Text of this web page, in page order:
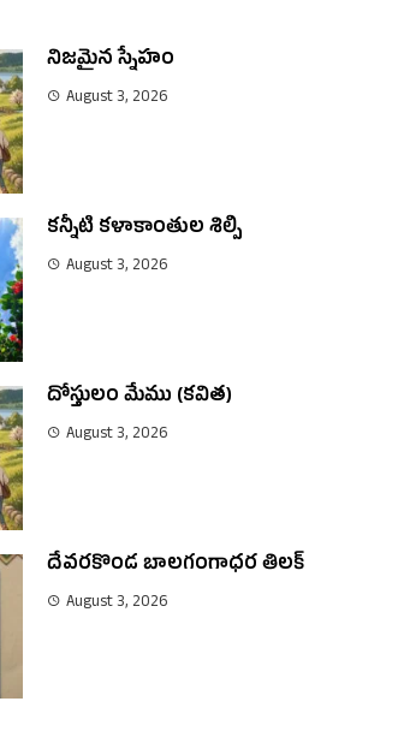
నిజమైన స్నేహం
August 3, 2026
కన్నీటి కళాకాంతుల శిల్పి
August 3, 2026
దోస్తులం మేము (కవిత)
August 3, 2026
దేవరకొండ బాలగంగాధర తిలక్
August 3, 2026